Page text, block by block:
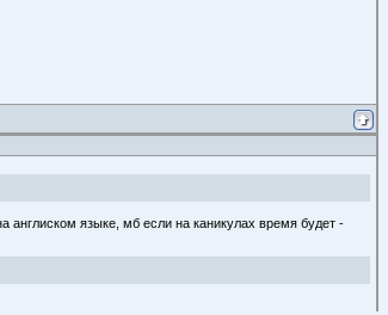
англиском языке, мб если на каникулах время будет -